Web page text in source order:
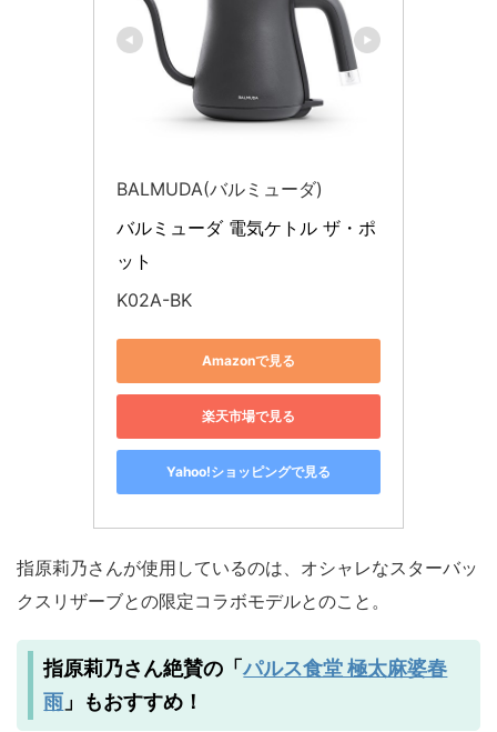
BALMUDA(バルミューダ)
バルミューダ 電気ケトル ザ・ポ
ット
K02A-BK
Amazonで見る
楽天市場で見る
Yahoo!ショッピングで見る
指原莉乃さんが使用しているのは、オシャレなスターバッ
クスリザーブとの限定コラボモデルとのこと。
指原莉乃さん絶賛の「パルス食堂 極太麻婆春
雨 」もおすすめ！